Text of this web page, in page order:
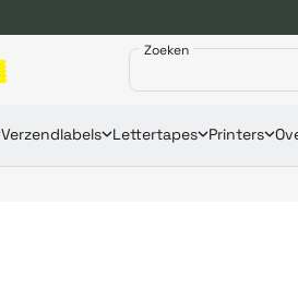
Zoeken
Verzendlabels Lettertapes Printers